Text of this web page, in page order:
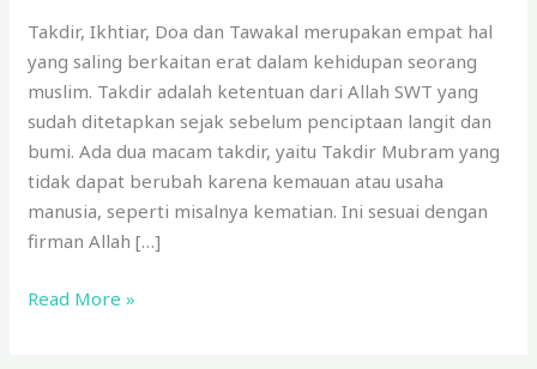
Takdir, Ikhtiar, Doa dan Tawakal merupakan empat hal
yang saling berkaitan erat dalam kehidupan seorang
muslim. Takdir adalah ketentuan dari Allah SWT yang
sudah ditetapkan sejak sebelum penciptaan langit dan
bumi. Ada dua macam takdir, yaitu Takdir Mubram yang
tidak dapat berubah karena kemauan atau usaha
manusia, seperti misalnya kematian. Ini sesuai dengan
firman Allah […]
Read More »